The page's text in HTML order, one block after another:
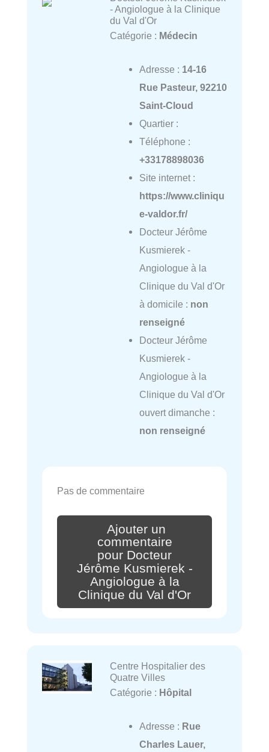
- Angiologue à la Clinique
du Val d'Or
Catégorie : Médecin
Adresse : 14-16
Rue Pasteur, 92210
Saint-Cloud
Quartier :
Téléphone :
+33178898036
Site internet :
https://www.cliniqu
e-valdor.fr/
Docteur Jérôme
Kusmierek -
Angiologue à la
Clinique du Val d'Or
à domicile : non
renseigné
Docteur Jérôme
Kusmierek -
Angiologue à la
Clinique du Val d'Or
ouvert dimanche :
non renseigné
Pas de commentaire
Ajouter un
commentaire
pour Docteur
Jérôme Kusmierek -
Angiologue à la
Clinique du Val d'Or
Centre Hospitalier des
Quatre Villes
Catégorie : Hôpital
Adresse : Rue
Charles Lauer,